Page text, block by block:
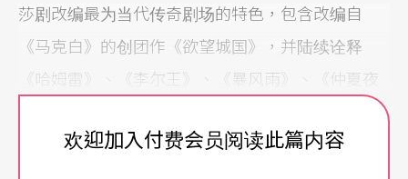
莎剧改编最为当代传奇剧场的特色，包含改编自
《马克白》的创团作《欲望城国》，并陆续诠释
《哈姆雷》、《李尔王》、《暴风雨》、《仲夏夜
改编莎剧，并以「歌剧」形式，持续展现当代传奇
欢迎加入付费会员阅读此篇内容